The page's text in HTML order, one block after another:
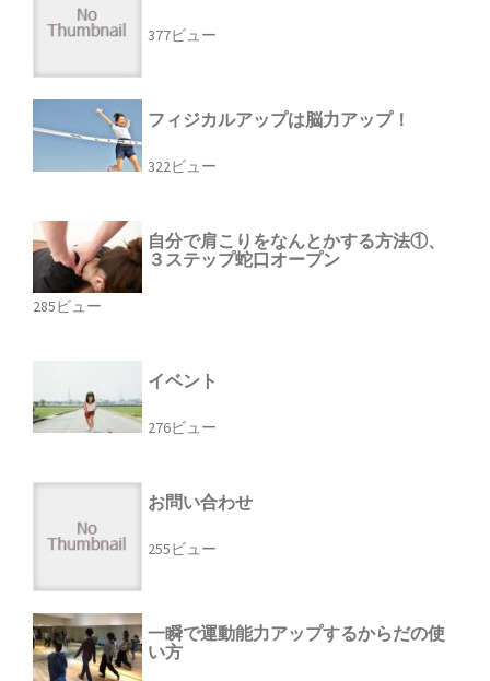
377ビュー
フィジカルアップは脳力アップ！
322ビュー
自分で肩こりをなんとかする方法①、
３ステップ蛇口オープン
285ビュー
イベント
276ビュー
お問い合わせ
255ビュー
一瞬で運動能力アップするからだの使
い方